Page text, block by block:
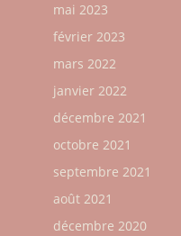
mai 2023
février 2023
mars 2022
janvier 2022
décembre 2021
octobre 2021
septembre 2021
août 2021
décembre 2020